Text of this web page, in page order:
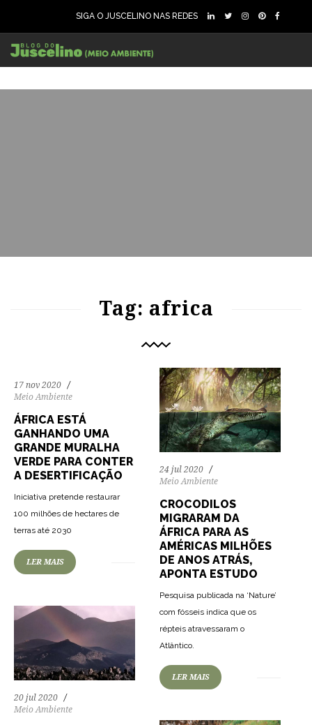
SIGA O JUSCELINO NAS REDES
Tag: africa
17 nov 2020
Meio Ambiente
ÁFRICA ESTÁ
GANHANDO UMA
GRANDE MURALHA
VERDE PARA CONTER
A DESERTIFICAÇÃO
Iniciativa pretende restaurar
100 milhões de hectares de
terras até 2030
LER MAIS
24 jul 2020
Meio Ambiente
CROCODILOS
MIGRARAM DA
ÁFRICA PARA AS
AMÉRICAS MILHÕES
DE ANOS ATRÁS,
APONTA ESTUDO
Pesquisa publicada na ‘Nature’
com fósseis indica que os
répteis atravessaram o
Atlântico.
LER MAIS
20 jul 2020
Meio Ambiente